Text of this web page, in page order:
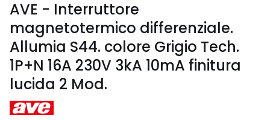
AVE - Interruttore
magnetotermico differenziale.
Allumia S44. colore Grigio Tech.
1P+N 16A 230V 3kA 10mA finitura
lucida 2 Mod.